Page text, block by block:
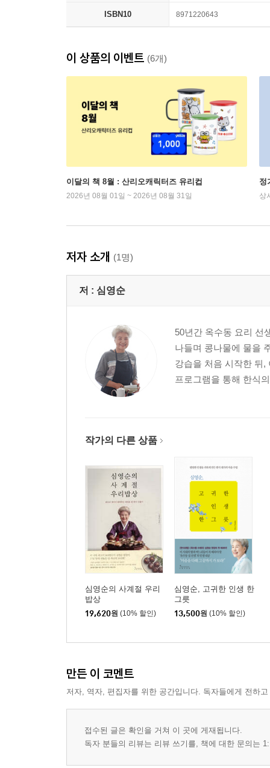
ISBN10 8971220643
이 상품의 이벤트 (6개)
이달의 책 8월 : 산리오캐릭터즈 유리컵
2026년 08월 01일 ~ 2026년 08월 31일
정
상
저자 소개 (1명)
저 : 심영순
50년간 옥수동 요리 선
나들며 콩나물에 물을
강습을 처음 시작한 뒤,
프로그램을 통해 한식
작가의 다른 상품
심영순의 사계절 우리
밥상
19,620원 (10% 할인)
심영순, 고귀한 인생 한
그릇
13,500원 (10% 할인)
만든 이 코멘트
저자, 역자, 편집자를 위한 공간입니다. 독자들에게 전하
접수된 글은 확인을 거쳐 이 곳에 게재됩니다.
독자 분들의 리뷰는 리뷰 쓰기를, 책에 대한 문의는